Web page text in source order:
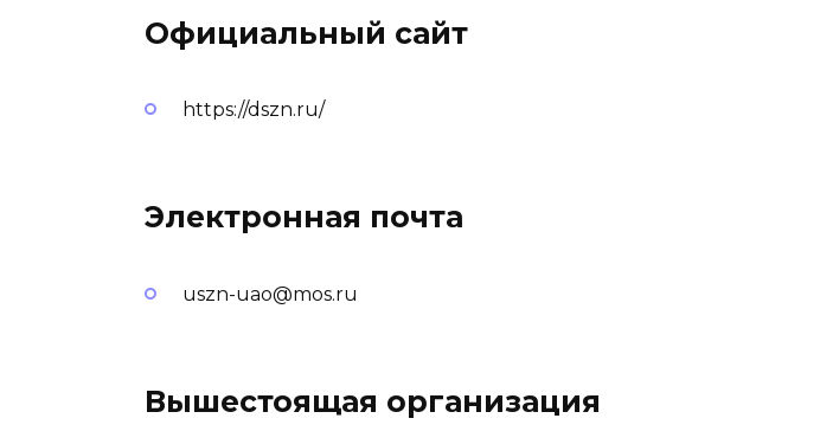
Официальный сайт
https://dszn.ru/
Электронная почта
uszn-uao@mos.ru
Вышестоящая организация